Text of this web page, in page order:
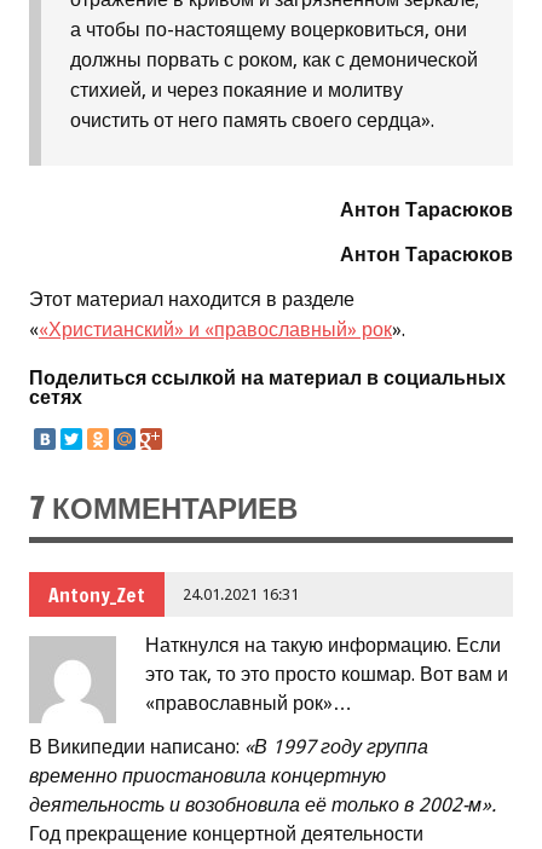
а чтобы по-настоящему воцерковиться, они
должны порвать с роком, как с демонической
стихией, и через покаяние и молитву
очистить от него память своего сердца».
Антон Тарасюков
Антон Тарасюков
Этот материал находится в разделе
««Христианский» и «православный» рок».
Поделиться ссылкой на материал в социальных
сетях
7 КОММЕНТАРИЕВ
Antony_Zet 24.01.2021 16:31
Наткнулся на такую информацию. Если
это так, то это просто кошмар. Вот вам и
«православный рок»…
В Википедии написано: «В 1997 году группа
временно приостановила концертную
деятельность и возобновила её только в 2002-м».
Год прекращение концертной деятельности